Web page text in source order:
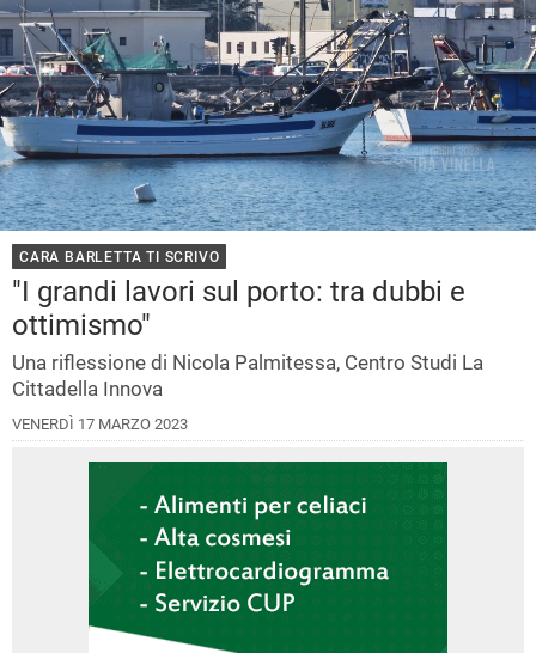
CARA BARLETTA TI SCRIVO
"I grandi lavori sul porto: tra dubbi e
ottimismo"
Una riflessione di Nicola Palmitessa, Centro Studi La
Cittadella Innova
VENERDÌ 17 MARZO 2023